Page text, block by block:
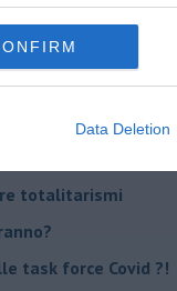
Data Deletion
la mafia
paese
totalitarismi
task force Covid ?!